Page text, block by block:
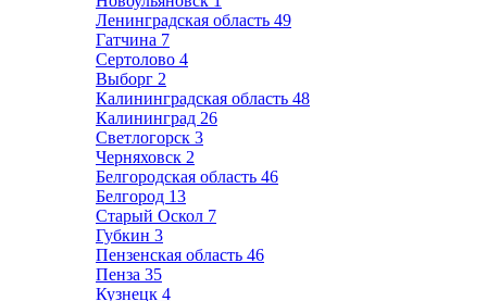
Ленинградская область 49
Гатчина 7
Сертолово 4
Выборг 2
Калининградская область 48
Калининград 26
Светлогорск 3
Черняховск 2
Белгородская область 46
Белгород 13
Старый Оскол 7
Губкин 3
Пензенская область 46
Пенза 35
Кузнецк 4